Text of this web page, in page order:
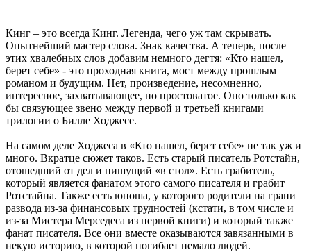
Кинг – это всегда Кинг. Легенда, чего уж там скрывать.
Опытнейший мастер слова. Знак качества. А теперь, после
этих хвалебных слов добавим немного дегтя: «Кто нашел,
берет себе» - это проходная книга, мост между прошлым
романом и будущим. Нет, произведение, несомненно,
интересное, захватывающее, но простоватое. Оно только как
бы связующее звено между первой и третьей книгами
трилогии о Билле Ходжесе.
На самом деле Ходжеса в «Кто нашел, берет себе» не так уж и
много. Вкратце сюжет таков. Есть старый писатель Ротстайн,
отошедший от дел и пишущий «в стол». Есть грабитель,
который является фанатом этого самого писателя и грабит
Ротстайна. Также есть юноша, у которого родители на грани
развода из-за финансовых трудностей (кстати, в том числе и
из-за Мистера Мерседеса из первой книги) и который также
фанат писателя. Все они вместе оказываются завязанными в
некую историю, в которой погибает немало людей.